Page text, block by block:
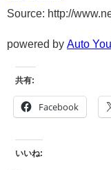
Source: http://
powered by Auto
共有:
Facebook
いいね: